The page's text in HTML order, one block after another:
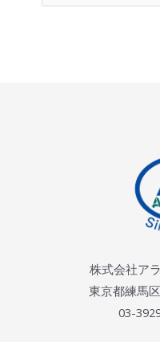
株式会社ア
東京都練馬
03-